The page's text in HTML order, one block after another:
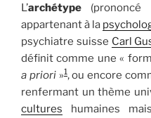
L’archétype (prononcé
appartenant à la
psychiatre suisse Carl
définit comme une «
a priori»1, ou encore
renfermant un thème
cultures humaines